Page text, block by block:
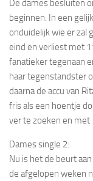
De dames besluiten
beginnen. In een
onduidelijk wie er zal
eind en verliest met
fanatieker tegenaan
haar tegenstandster
daarna de accu van
fris als een hoentje
ver te zoeken en met
Dames single 2:
Nu is het de beurt
de afgelopen weken